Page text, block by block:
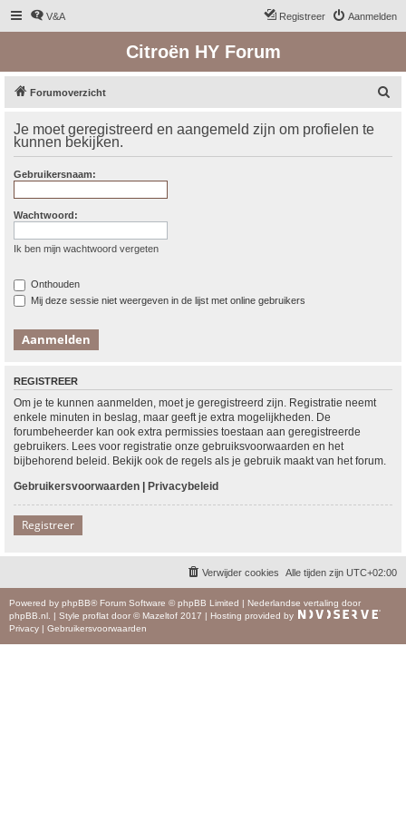
V&A Aanmelden
Registreer
Citroën HY Forum
Forumoverzicht
k
Je moet geregistreerd en aangemeld zijn om profielen te
kunnen bekijken.
Gebruikersnaam:
Wachtwoord:
Ik ben mijn wachtwoord vergeten
Onthouden
Mij deze sessie niet weergeven in de lijst met online gebruikers
REGISTREER
Om je te kunnen aanmelden, moet je geregistreerd zijn. Registratie neemt
enkele minuten in beslag, maar geeft je extra mogelijkheden. De
forumbeheerder kan ook extra permissies toestaan aan geregistreerde
gebruikers. Lees voor registratie onze gebruiksvoorwaarden en het
bijbehorend beleid. Bekijk ook de regels als je gebruik maakt van het forum.
Gebruikersvoorwaarden | Privacybeleid
Registreer
Alle tijden zijn UTC+02:00
Verwijder cookies
Powered by phpBB® Forum Software © phpBB Limited | Nederlandse vertaling door
phpBB.nl
| Style proflat door © Mazeltof 2017 | Hosting provided by
Privacy | Gebruikersvoorwaarden